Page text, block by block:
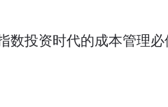
数投资时代的成本管理必